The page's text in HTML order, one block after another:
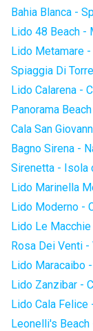
Bahia Blanca -
Lido 48 Beach -
Lido Metamare
Spiaggia Di
Lido Calarena -
Panorama
Cala San
Bagno Sirena -
Sirenetta - Isola
Lido Marinella
Lido Moderno -
Lido Le
Rosa Dei Venti
Lido Maracaibo
Lido Zanzibar -
Lido Cala
Leonelli's